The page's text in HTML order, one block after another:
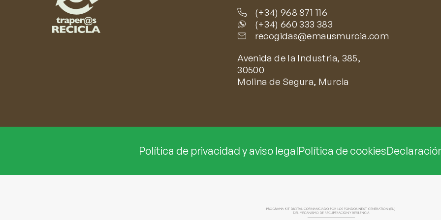
(+34) 968 871 116
(+34) 660 333 383
recogidas@emausmurcia.com
Avenida de la Industria, 385,
30500
Molina de Segura, Murcia
Política de privacidad y aviso legalPolítica de cookies